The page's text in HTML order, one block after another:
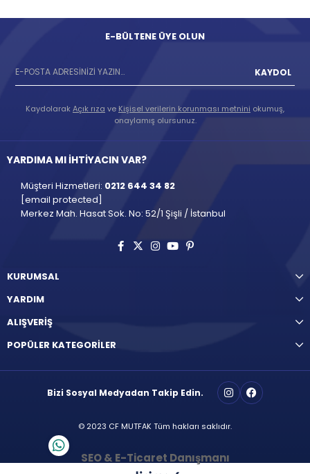
E-BÜLTENE ÜYE OLUN
KAYDOL
KaydolarakAçık rıza ve Kişisel verilerin korunması metnini okumuş,
onaylamış olursunuz.
YARDIMA MI İHTİYACIN VAR?
Müşteri Hizmetleri: 0212 644 34 82
[email protected]
Merkez Mah. Hasat Sok. No: 52/1 Şişli / İstanbul
KURUMSAL
YARDIM
ALIŞVERİŞ
POPÜLER KATEGORİLER
Bizi Sosyal Medyadan Takip Edin.
© 2023 CF MUTFAK Tüm hakları saklıdır.
SEO & E-Ticaret Danışmanı